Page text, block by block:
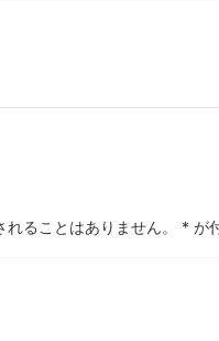
ることはありません。 * が